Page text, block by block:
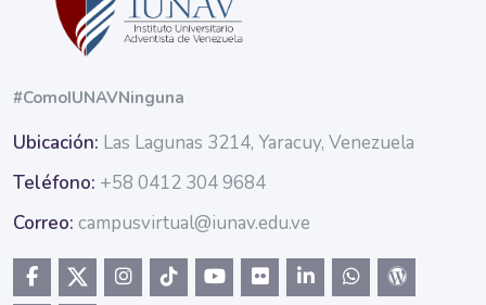
#ComoIUNAVNinguna
Ubicación: Las Lagunas 3214, Yaracuy, Venezuela
Teléfono: +58 0412 304 9684
Correo: campusvirtual@iunav.edu.ve